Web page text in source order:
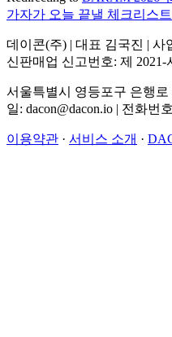
가자가 오늘 끝낼 체크리스
데이콘(주) | 대표 김국진 | 사
신판매업 신고번호: 제 2021-
서울특별시 영등포구 은행로
일: dacon@dacon.io | 전화번
이용약관 · 서비스 소개 ·